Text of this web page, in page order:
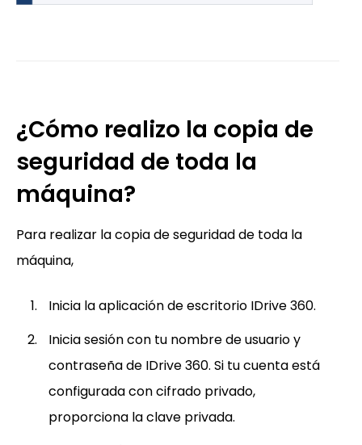
¿Cómo realizo la copia de
seguridad de toda la
máquina?
Para realizar la copia de seguridad de toda la
máquina,
Inicia la aplicación de escritorio IDrive 360.
Inicia sesión con tu nombre de usuario y
contraseña de IDrive 360. Si tu cuenta está
configurada con cifrado privado,
proporciona la clave privada.